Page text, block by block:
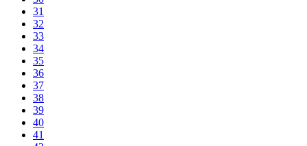
31
32
33
34
35
36
37
38
39
40
41